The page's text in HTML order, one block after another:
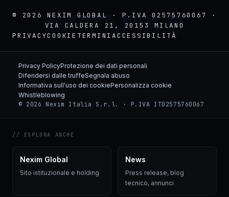
© 2026 NEXIM GLOBAL · P.IVA 02575760067 ·
VIA CALDERA 21, 20153 MILANO
PRIVACYCOOKIE TERMINI ACCESSIBILITÀ
NEXIM
Privacy PolicyProtezione dei dati personali
Difendersi dalle truffeSegnala abuso
Informativa sull'uso dei cookiePersonalizza cookie
Whistleblowing
© 2026 Nexim Italia S.r.l. · P.IVA IT02575760067
// ESPLORA ANCHE
Nexim Global
Sito istituzionale e holding
News
Press release, blog
tecnico, annunci